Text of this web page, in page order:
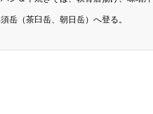
岳（茶臼岳、朝日岳）へ登る。